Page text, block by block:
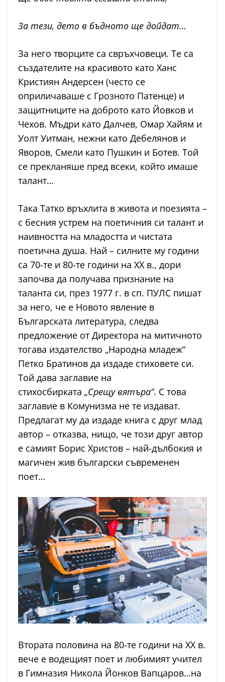
За тези, дето в бъдното ще дойдат…
За него творците са свръхчовеци. Те са
създателите на красивото като Ханс
Кристиян Андерсен (често се
оприличаваше с Грозното Патенце) и
защитниците на доброто като Йовков и
Чехов. Мъдри като Далчев, Омар Хайям и
Уолт Уитман, нежни като Дебелянов и
Яворов, Смели като Пушкин и Ботев. Той
се прекланяше пред всеки, който имаше
талант…
Така Татко връхлита в живота и поезията –
с бесния устрем на поетичния си талант и
наивността на младостта и чистата
поетична душа. Най – силните му години
са 70-те и 80-те години на XX в., дори
започва да получава признание на
таланта си, през 1977 г. в сп. ПУЛС пишат
за него, че е Новото явление в
Българската литература, следва
предложение от Директора на митичното
тогава издателство „Народна младеж“
Петко Братинов да издаде стиховете си.
Той дава заглавие на
стихосбирката „Срещу вятъра“. С това
заглавие в Комунизма не те издават.
Предлагат му да издаде книга с друг млад
автор – отказва, нищо, че този друг автор
е самият Борис Христов – най-дълбокия и
магичен жив български съвременен
поет…
Втората половина на 80-те години на XX в.
вече е водещият поет и любимият учител
в Гимназия Никола Йонков Вапцаров…на